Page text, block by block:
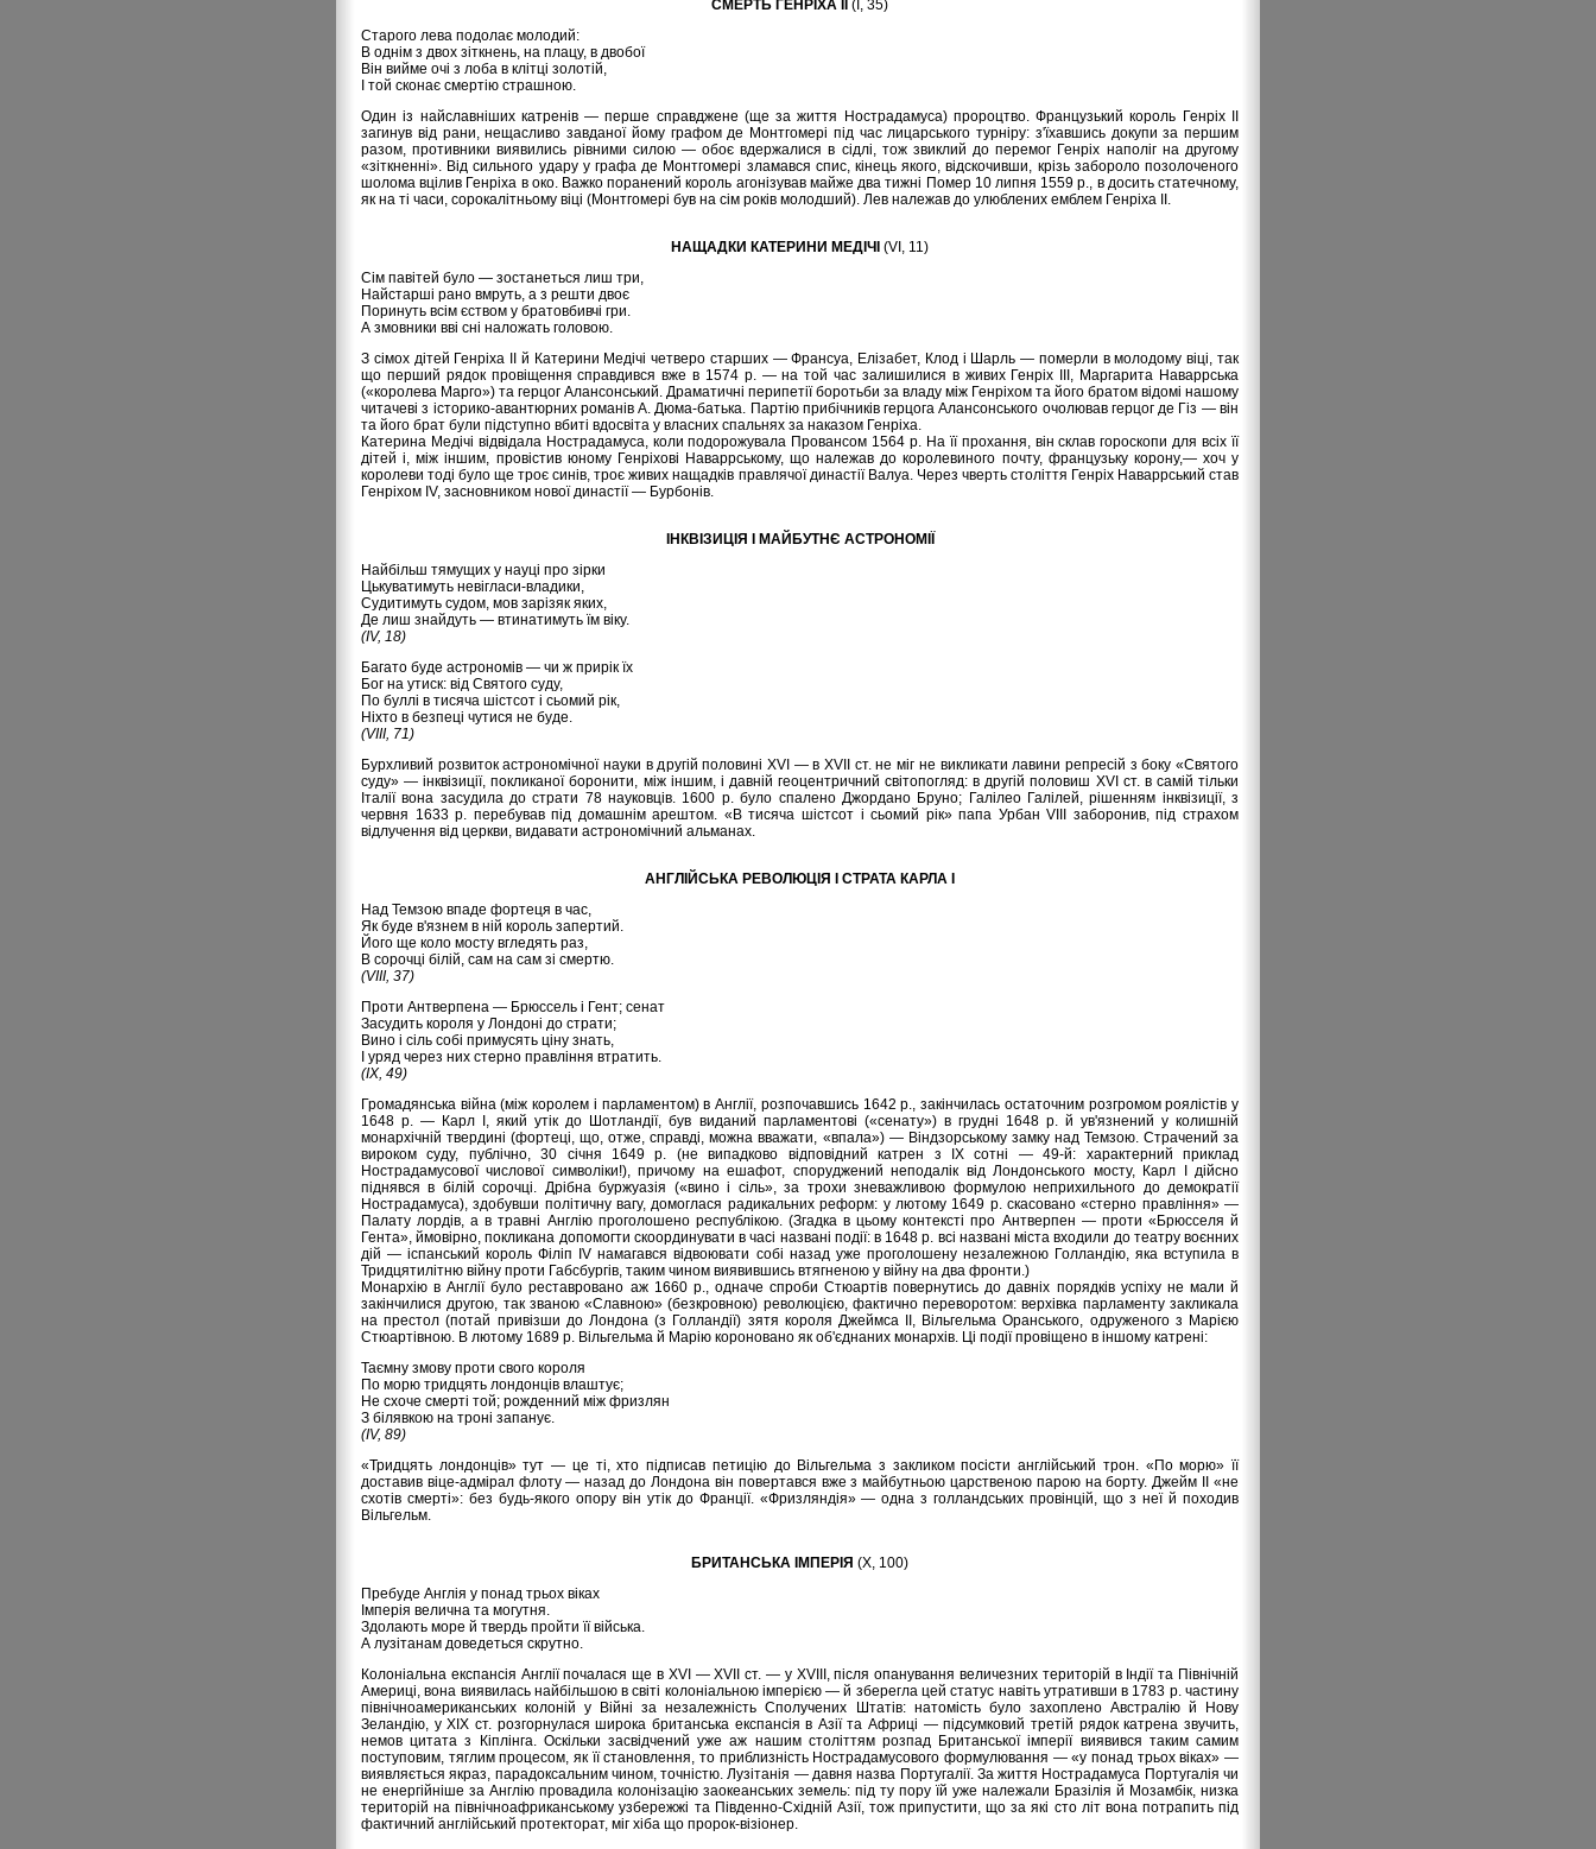
СМЕРТЬ ГЕНРІХА II (І, 35)
Старого лева подолає молодий:
В однім з двох зіткнень, на плацу, в двобої
Він вийме очі з лоба в клітці золотій,
І той сконає смертію страшною.
Один із найславніших катренів — перше справджене (ще за життя Нострадамуса) пророцтво. Французький король Генріх II
загинув від рани, нещасливо завданої йому графом де Монтгомері під час лицарського турніру: з'їхавшись докупи за першим
разом, противники виявились рівними силою — обоє вдержалися в сідлі, тож звиклий до перемог Генріх наполіг на другому
«зіткненні». Від сильного удару у графа де Монтгомері зламався спис, кінець якого, відскочивши, крізь забороло позолоченого
шолома вцілив Генріха в око. Важко поранений король агонізував майже два тижні Помер 10 липня 1559 р., в досить статечному,
як на ті часи, сорокалітньому віці (Монтгомері був на сім років молодший). Лев належав до улюблених емблем Генріха II.
НАЩАДКИ КАТЕРИНИ МЕДІЧІ (VI, 11)
Сім павітей було — зостанеться лиш три,
Найстарші рано вмруть, а з решти двоє
Поринуть всім єством у братовбивчі гри.
А змовники вві сні наложать головою.
З сімох дітей Генріха II й Катерини Медічі четверо старших — Франсуа, Елізабет, Клод і Шарль — померли в молодому віці, так
що перший рядок провіщення справдився вже в 1574 р. — на той час залишилися в живих Генріх III, Маргарита Наваррська
(«королева Марго») та герцог Алансонський. Драматичні перипетії боротьби за владу між Генріхом та його братом відомі нашому
читачеві з історико-авантюрних романів А. Дюма-батька. Партію прибічників герцога Алансонського очолював герцог де Гіз — він
та його брат були підступно вбиті вдосвіта у власних спальнях за наказом Генріха.
Катерина Медічі відвідала Нострадамуса, коли подорожувала Провансом 1564 р. На її прохання, він склав гороскопи для всіх її
дітей і, між іншим, провістив юному Генріхові Наваррському, що належав до королевиного почту, французьку корону,— хоч у
королеви тоді було ще троє синів, троє живих нащадків правлячої династії Валуа. Через чверть століття Генріх Наваррський став
Генріхом IV, засновником нової династії — Бурбонів.
ІНКВІЗИЦІЯ І МАЙБУТНЄ АСТРОНОМІЇ
Найбільш тямущих у науці про зірки
Цькуватимуть невігласи-владики,
Судитимуть судом, мов зарізяк яких,
Де лиш знайдуть — втинатимуть їм віку.
(IV, 18)
Багато буде астрономів — чи ж прирік їх
Бог на утиск: від Святого суду,
По буллі в тисяча шістсот і сьомий рік,
Ніхто в безпеці чутися не буде.
(VIII, 71)
Бурхливий розвиток астрономічної науки в другій половині XVI — в XVII ст. не міг не викликати лавини репресій з боку «Святого
суду» — інквізиції, покликаної боронити, між іншим, і давній геоцентричний світопогляд: в другій половиш XVI ст. в самій тільки
Італії вона засудила до страти 78 науковців. 1600 р. було спалено Джордано Бруно; Галілео Галілей, рішенням інквізиції, з
червня 1633 р. перебував під домашнім арештом. «В тисяча шістсот і сьомий рік» папа Урбан VIII заборонив, під страхом
відлучення від церкви, видавати астрономічний альманах.
АНГЛІЙСЬКА РЕВОЛЮЦІЯ І СТРАТА КАРЛА І
Над Темзою впаде фортеця в час,
Як буде в'язнем в ній король запертий.
Його ще коло мосту вгледять раз,
В сорочці білій, сам на сам зі смертю.
(VIII, 37)
Проти Антверпена — Брюссель і Гент; сенат
Засудить короля у Лондоні до страти;
Вино і сіль собі примусять ціну знать,
І уряд через них стерно правління втратить.
(IX, 49)
Громадянська війна (між королем і парламентом) в Англії, розпочавшись 1642 р., закінчилась остаточним розгромом роялістів у
1648 р. — Карл І, який утік до Шотландії, був виданий парламентові («сенату») в грудні 1648 р. й ув'язнений у колишній
монархічній твердині (фортеці, що, отже, справді, можна вважати, «впала») — Віндзорському замку над Темзою. Страчений за
вироком суду, публічно, 30 січня 1649 р. (не випадково відповідний катрен з IX сотні — 49-й: характерний приклад
Нострадамусової числової символіки!), причому на ешафот, споруджений неподалік від Лондонського мосту, Карл І дійсно
піднявся в білій сорочці. Дрібна буржуазія («вино і сіль», за трохи зневажливою формулою неприхильного до демократії
Нострадамуса), здобувши політичну вагу, домоглася радикальних реформ: у лютому 1649 р. скасовано «стерно правління» —
Палату лордів, а в травні Англію проголошено республікою. (Згадка в цьому контексті про Антверпен — проти «Брюсселя й
Гента», ймовірно, покликана допомогти скоординувати в часі названі події: в 1648 р. всі названі міста входили до театру воєнних
дій — іспанський король Філіп IV намагався відвоювати собі назад уже проголошену незалежною Голландію, яка вступила в
Тридцятилітню війну проти Габсбургів, таким чином виявившись втягненою у війну на два фронти.)
Монархію в Англії було реставровано аж 1660 р., одначе спроби Стюартів повернутись до давніх порядків успіху не мали й
закінчилися другою, так званою «Славною» (безкровною) революцією, фактично переворотом: верхівка парламенту закликала
на престол (потай привізши до Лондона (з Голландії) зятя короля Джеймса II, Вільгельма Оранського, одруженого з Марією
Стюартівною. В лютому 1689 р. Вільгельма й Марію короновано як об'єднаних монархів. Ці події провіщено в іншому катрені:
Таємну змову проти свого короля
По морю тридцять лондонців влаштує;
Не схоче смерті той; рожденний між фризлян
З білявкою на троні запанує.
(IV, 89)
«Тридцять лондонців» тут — це ті, хто підписав петицію до Вільгельма з закликом посісти англійський трон. «По морю» її
доставив віце-адмірал флоту — назад до Лондона він повертався вже з майбутньою царственою парою на борту. Джейм II «не
схотів смерті»: без будь-якого опору він утік до Франції. «Фризляндія» — одна з голландських провінцій, що з неї й походив
Вільгельм.
БРИТАНСЬКА ІМПЕРІЯ (X, 100)
Пребуде Англія у понад трьох віках
Імперія велична та могутня.
Здолають море й твердь пройти її війська.
А лузітанам доведеться скрутно.
Колоніальна експансія Англії почалася ще в XVI — XVII ст. — у XVIII, після опанування величезних територій в Індії та Північній
Америці, вона виявилась найбільшою в світі колоніальною імперією — й зберегла цей статус навіть утративши в 1783 р. частину
північноамериканських колоній у Війні за незалежність Сполучених Штатів: натомість було захоплено Австралію й Нову
Зеландію, у XIX ст. розгорнулася широка британська експансія в Азії та Африці — підсумковий третій рядок катрена звучить,
немов цитата з Кіплінга. Оскільки засвідчений уже аж нашим століттям розпад Британської імперії виявився таким самим
поступовим, тяглим процесом, як її становлення, то приблизність Нострадамусового формулювання — «у понад трьох віках» —
виявляється якраз, парадоксальним чином, точністю. Лузітанія — давня назва Португалії. За життя Нострадамуса Португалія чи
не енергійніше за Англію провадила колонізацію заокеанських земель: під ту пору їй уже належали Бразілія й Мозамбік, низка
територій на північноафриканському узбережжі та Південно-Східній Азії, тож припустити, що за які сто літ вона потрапить під
фактичний англійський протекторат, міг хіба що пророк-візіонер.